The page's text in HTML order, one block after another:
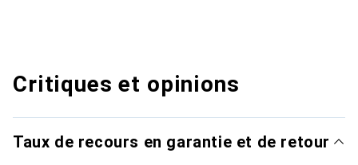
Critiques et opinions
Taux de recours en garantie et de retour